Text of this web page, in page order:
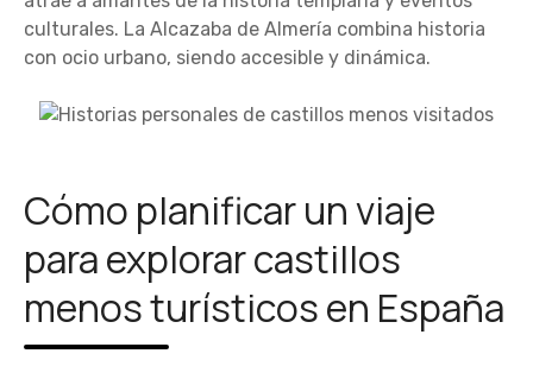
culturales. La Alcazaba de Almería combina historia
con ocio urbano, siendo accesible y dinámica.
Cómo planificar un viaje
para explorar castillos
menos turísticos en España